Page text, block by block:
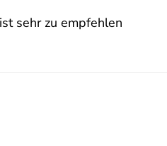
sehr zu empfehlen